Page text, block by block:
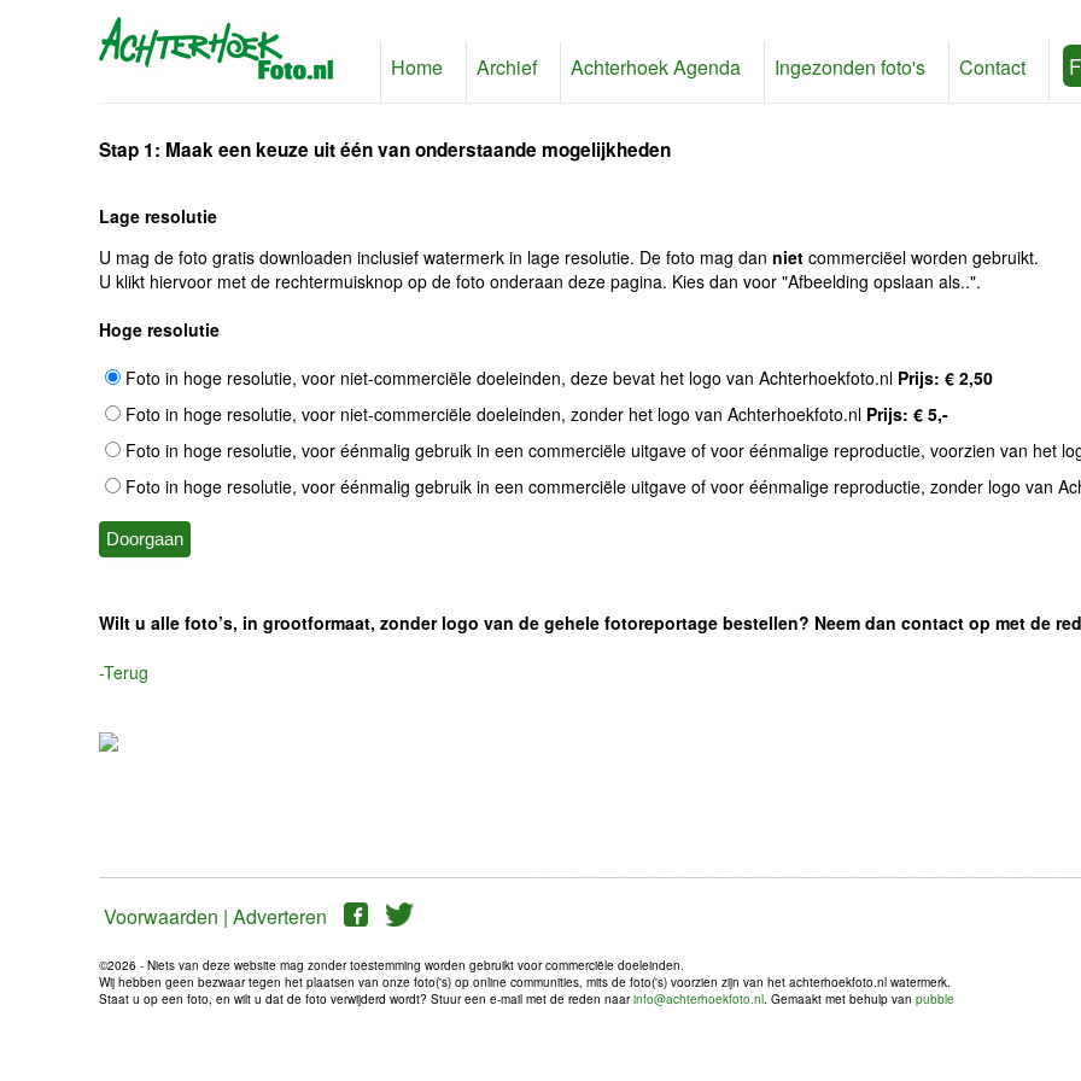
Home Archief Achterhoek Agenda Ingezonden foto's Contact
Stap 1: Maak een keuze uit één van onderstaande mogelijkheden
Lage resolutie
U mag de foto gratis downloaden inclusief watermerk in lage resolutie. De foto mag dan niet commerciëel worden gebruikt.
U klikt hiervoor met de rechtermuisknop op de foto onderaan deze pagina. Kies dan voor "Afbeelding opslaan als..".
Hoge resolutie
Foto in hoge resolutie, voor niet-commerciële doeleinden, deze bevat het logo van Achterhoekfoto.nl Prijs: € 2,50
Foto in hoge resolutie, voor niet-commerciële doeleinden, zonder het logo van Achterhoekfoto.nl Prijs: € 5,-
Foto in hoge resolutie, voor éénmalig gebruik in een commerciële uitgave of voor éénmalige reproductie, voorzien van het
Foto in hoge resolutie, voor éénmalig gebruik in een commerciële uitgave of voor éénmalige reproductie, zonder logo van
Wilt u alle foto’s, in grootformaat, zonder logo van de gehele fotoreportage bestellen? Neem dan contact op met de
-Terug
Voorwaarden | Adverteren
©2026 - Niets van deze website mag zonder toestemming worden gebruikt voor commerciële doeleinden.
Wij hebben geen bezwaar tegen het plaatsen van onze foto('s) op online communities, mits de foto('s) voorzien zijn van het achterhoekfoto.nl watermerk.
Staat u op een foto, en wilt u dat de foto verwijderd wordt? Stuur een e-mail met de reden naarinfo@achterhoekfoto.nl. Gemaakt met behulp van pubble